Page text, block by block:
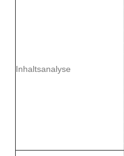
Inhaltsanalyse